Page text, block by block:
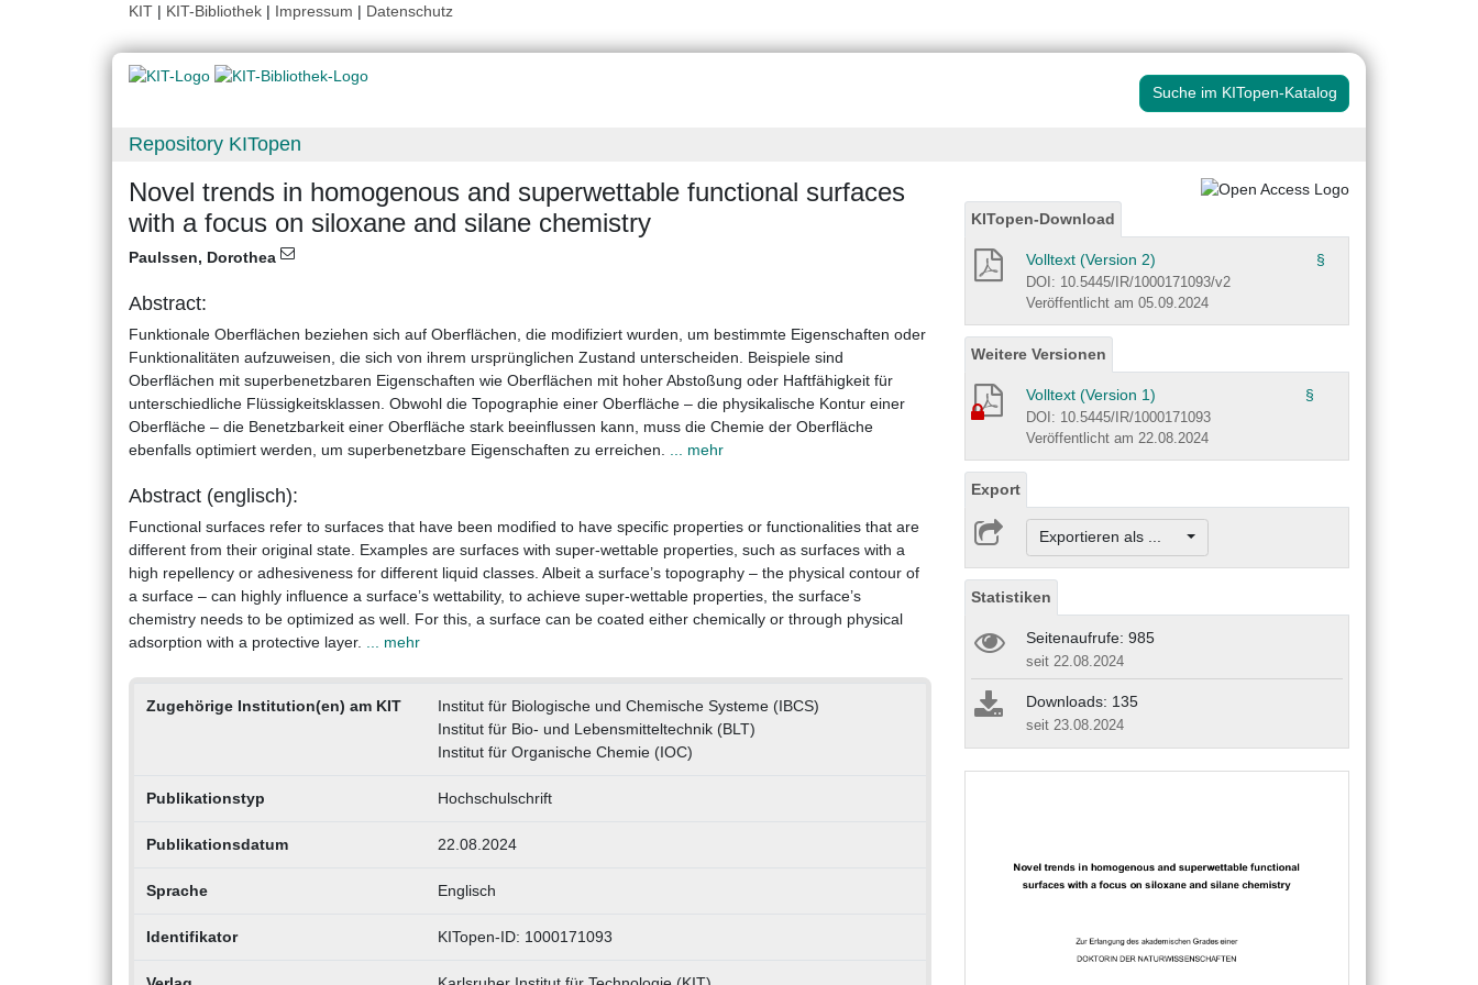
KIT | KIT-Bibliothek | Impressum | Datenschutz
Suche im KITopen-Katalog
Repository KITopen
Novel trends in homogenous and superwettable functional surfaces
with a focus on siloxane and silane chemistry
Paulssen, Dorothea
Abstract:
Funktionale Oberflächen beziehen sich auf Oberflächen, die modifiziert wurden, um bestimmte Eigenschaften oder
Funktionalitäten aufzuweisen, die sich von ihrem ursprünglichen Zustand unterscheiden. Beispiele sind
Oberflächen mit superbenetzbaren Eigenschaften wie Oberflächen mit hoher Abstoßung oder Haftfähigkeit für
unterschiedliche Flüssigkeitsklassen. Obwohl die Topographie einer Oberfläche – die physikalische Kontur einer
Oberfläche – die Benetzbarkeit einer Oberfläche stark beeinflussen kann, muss die Chemie der Oberfläche
ebenfalls optimiert werden, um superbenetzbare Eigenschaften zu erreichen. ... mehr
Abstract (englisch):
Functional surfaces refer to surfaces that have been modified to have specific properties or functionalities that are
different from their original state. Examples are surfaces with super-wettable properties, such as surfaces with a
high repellency or adhesiveness for different liquid classes. Albeit a surface’s topography – the physical contour of
a surface – can highly influence a surface’s wettability, to achieve super-wettable properties, the surface’s
chemistry needs to be optimized as well. For this, a surface can be coated either chemically or through physical
adsorption with a protective layer. ... mehr
Zugehörige Institution(en) am KIT
Institut für Biologische und Chemische Systeme (IBCS)
Institut für Bio- und Lebensmitteltechnik (BLT)
Institut für Organische Chemie (IOC)
Publikationstyp Hochschulschrift
Publikationsdatum 22.08.2024
Sprache Englisch
Identifikator KITopen-ID: 1000171093
KITopen-Download
Volltext (Version 2) §
DOI: 10.5445/IR/1000171093/v2
Veröffentlicht am 05.09.2024
Weitere Versionen
Volltext (Version 1) §
DOI: 10.5445/IR/1000171093
Veröffentlicht am 22.08.2024
Export
Exportieren als ...
Statistiken
Seitenaufrufe: 985
seit 22.08.2024
Downloads: 135
seit 23.08.2024